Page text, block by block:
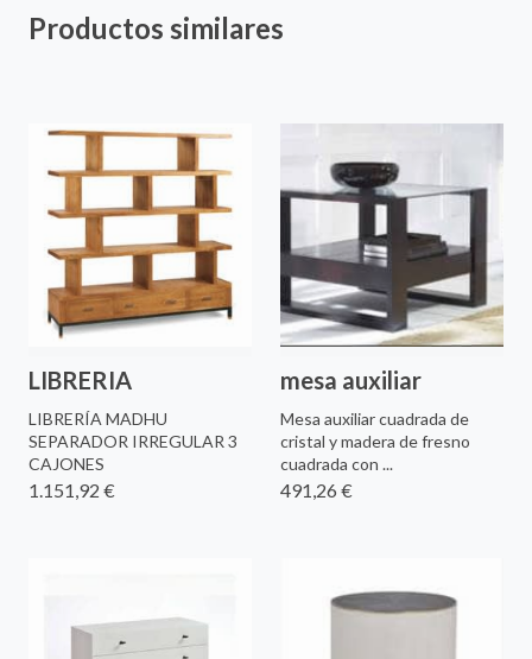
Productos similares
LIBRERIA
LIBRERÍA MADHU
SEPARADOR IRREGULAR 3
CAJONES
1.151,92 €
mesa auxiliar
Mesa auxiliar cuadrada de
cristal y madera de fresno
cuadrada con ...
491,26 €